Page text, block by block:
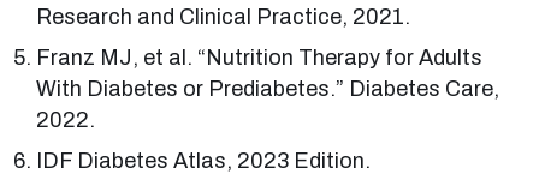
Research and Clinical Practice, 2021.
Franz MJ, et al. “Nutrition Therapy for Adults
With Diabetes or Prediabetes.” Diabetes Care,
2022.
IDF Diabetes Atlas, 2023 Edition.